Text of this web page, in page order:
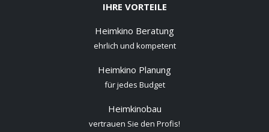
IHRE VORTEILE
Heimkino Beratung
ehrlich und kompetent
Heimkino Planung
für jedes Budget
Heimkinobau
vertrauen Sie den Profis!